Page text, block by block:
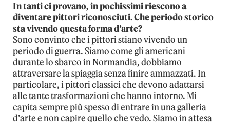
In tanti ci provano, in pochissimi riescono a
diventare pittori riconosciuti. Che periodo storico
sta vivendo questa forma d’arte?
Sono convinto che i pittori stiano vivendo un
periodo di guerra. Siamo come gli americani
durante lo sbarco in Normandia, dobbiamo
attraversare la spiaggia senza finire ammazzati. In
particolare, i pittori classici che devono adattarsi
alle tante trasformazioni che hanno intorno. Mi
capita sempre più spesso di entrare in una galleria
d’arte e non capire quello che vedo. Siamo in attesa